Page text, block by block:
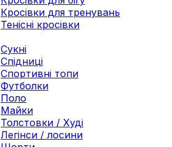
Кросівки для тренувань
Тенісні кросівки
Сукні
Спідниці
Спортивні топи
Футболки
Поло
Майки
Толстовки / Худі
Легінси / лосини